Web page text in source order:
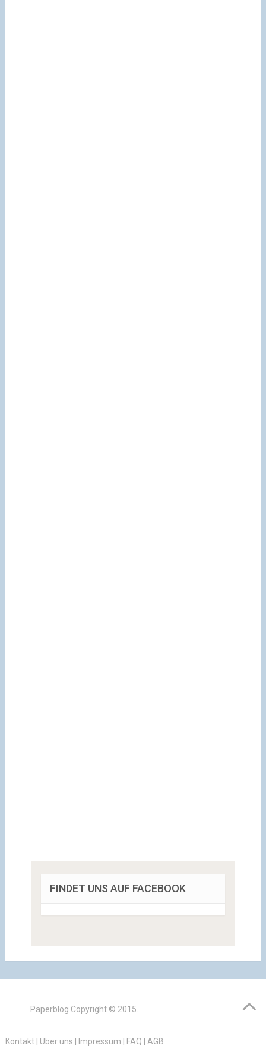
FINDET UNS AUF FACEBOOK
Paperblog Copyright © 2015.
Kontakt| Über uns Impressum FAQ AGB